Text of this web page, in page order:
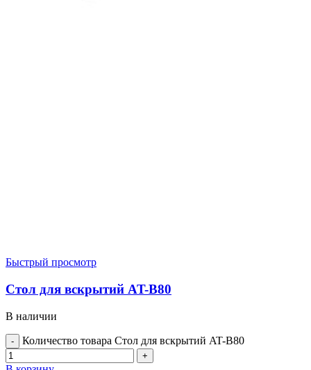
Быстрый просмотр
Стол для вскрытий AT-B80
В наличии
Количество товара Стол для вскрытий AT-B80